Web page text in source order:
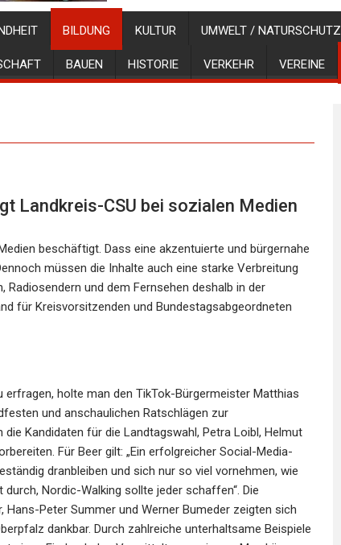
BILDUNG KULTUR UMWELT / NATURSCHUTZ
BAUEN HISTORIE VERKEHR VEREINE
Landkreis-CSU bei sozialen Medien
beschäftigt. Dass eine akzentuierte und bürgernahe
müssen die Inhalte auch eine starke Verbreitung
Radiosendern und dem Fernsehen deshalb in der
für Kreisvorsitzenden und Bundestagsabgeordneten
holte man den TikTok-Bürgermeister Matthias
und anschaulichen Ratschlägen zur
Kandidaten für die Landtagswahl, Petra Loibl, Helmut
Für Beer gilt: „Ein erfolgreicher Social-Media-
dranbleiben und sich nur so viel vornehmen, wie
Nordic-Walking sollte jeder schaffen“. Die
Peter Summer und Werner Bumeder zeigten sich
dankbar. Durch zahlreiche unterhaltsame Beispiele